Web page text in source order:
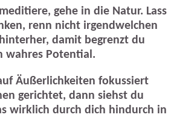
gehe in die Natur. Lass
renn nicht irgendwelchen
damit begrenzt du
wahres Potential.
Äußerlichkeiten fokussiert
gerichtet, dann siehst du
wirklich durch dich hindurch in